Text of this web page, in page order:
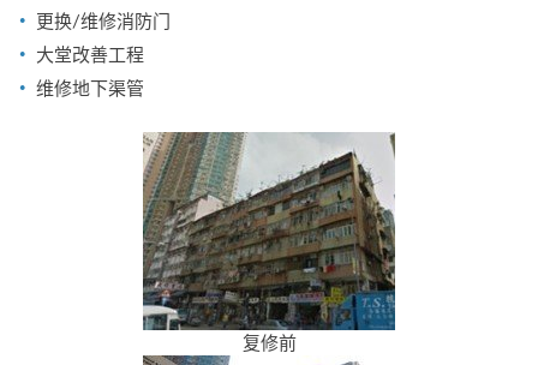
更换/维修消防门
大堂改善工程
维修地下渠管
复修前